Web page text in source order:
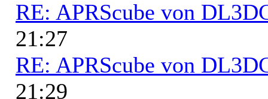
RE: APRScube von
21:27
RE: APRScube von
21:29